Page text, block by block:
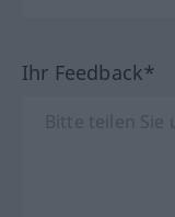
Ihr Feedback*